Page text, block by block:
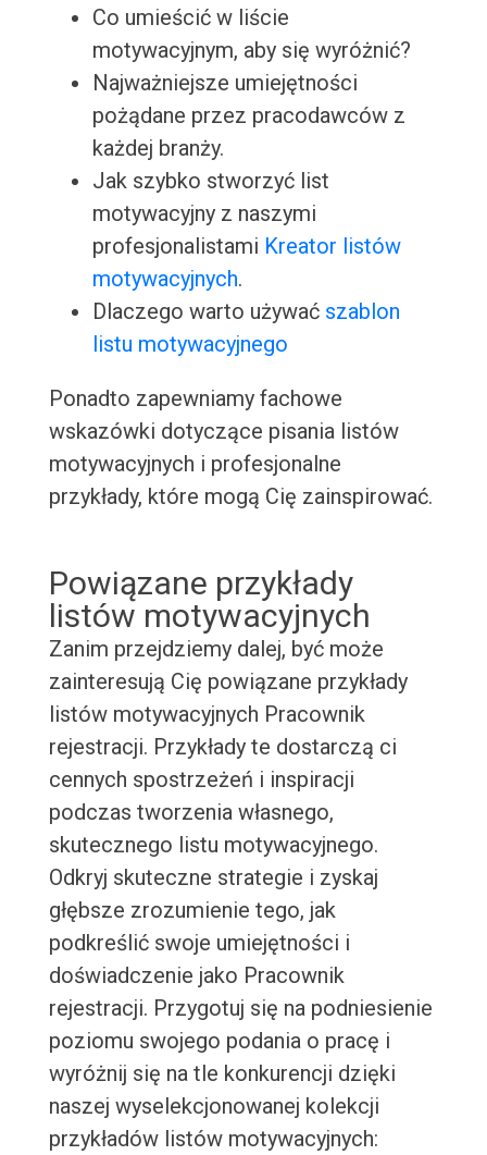
Co umieścić w liście
motywacyjnym, aby się wyróżnić?
Najważniejsze umiejętności
pożądane przez pracodawców z
każdej branży.
Jak szybko stworzyć list
motywacyjny z naszymi
profesjonalistami Kreator listów
motywacyjnych.
Dlaczego warto używać szablon
listu motywacyjnego
Ponadto zapewniamy fachowe
wskazówki dotyczące pisania listów
motywacyjnych i profesjonalne
przykłady, które mogą Cię zainspirować.
Powiązane przykłady
listów motywacyjnych
Zanim przejdziemy dalej, być może
zainteresują Cię powiązane przykłady
listów motywacyjnych Pracownik
rejestracji. Przykłady te dostarczą ci
cennych spostrzeżeń i inspiracji
podczas tworzenia własnego,
skutecznego listu motywacyjnego.
Odkryj skuteczne strategie i zyskaj
głębsze zrozumienie tego, jak
podkreślić swoje umiejętności i
doświadczenie jako Pracownik
rejestracji. Przygotuj się na podniesienie
poziomu swojego podania o pracę i
wyróżnij się na tle konkurencji dzięki
naszej wyselekcjonowanej kolekcji
przykładów listów motywacyjnych: